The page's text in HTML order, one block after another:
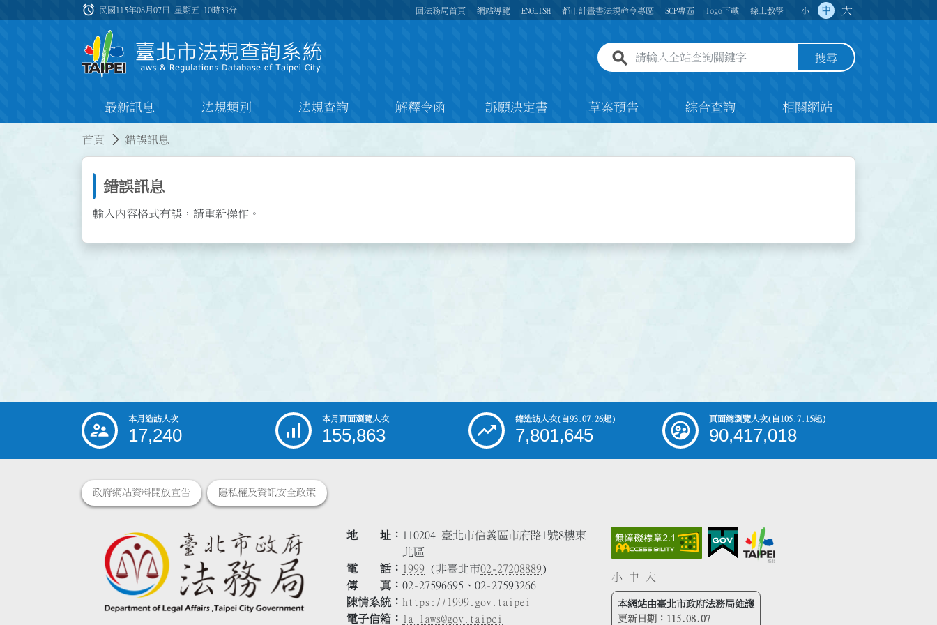
:::
alarm 民國115年08月07日 星期五 10時33分 回法務局首頁 網站導覽 ENGLISH 都市計畫書法規命令專區 SOP專區 logo下載 線上教學 小 中 大
全站查詢關鍵字欄位 搜尋
最新訊息 法規類別 法規查詢 解釋令函 訴願決定書 草案預告 綜合查詢 相關網站
首頁 錯誤訊息
錯誤訊息
輸入內容格式有誤，請重新操作。
::: 本月造訪人次
17,240
本月頁面瀏覽人次
155,863
總造訪人次(自93.07.26起)
7,801,645
頁面總瀏覽人次(自105.7.15起)
90,417,018
政府網站資料開放宣告 隱私權及資訊安全政策
地 址
110204 臺北市信義區市府路1號8樓東
北區
電 話
1999 (非臺北市02-27208889)
傳 真
02-27596695、02-27593266
陳情系統
https://1999.gov.taipei
電子信箱
la_laws@gov.taipei
小 中 大
本網站由臺北市政府法務局維護
更新日期： 115.08.07